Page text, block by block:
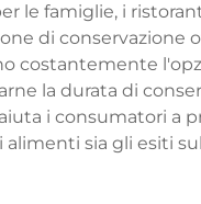
le famiglie, i
di conservazione
costantemente
la durata di
i consumatori a
alimenti sia gli esiti